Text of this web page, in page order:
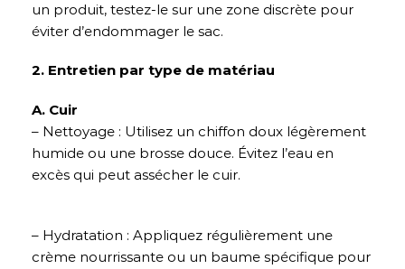
un produit, testez-le sur une zone discrète pour
éviter d’endommager le sac.
2. Entretien par type de matériau
A. Cuir
– Nettoyage : Utilisez un chiffon doux légèrement
humide ou une brosse douce. Évitez l’eau en
excès qui peut assécher le cuir.
– Hydratation : Appliquez régulièrement une
crème nourrissante ou un baume spécifique pour